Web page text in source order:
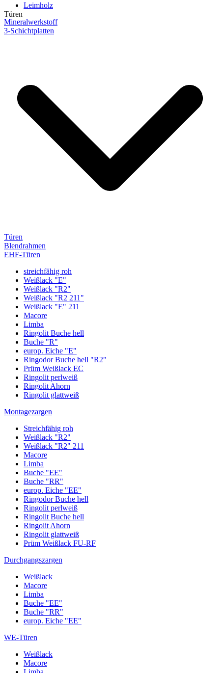
Leimholz
Mineralwerkstoff
3-Schichtplatten
Türen
Türen
Blendrahmen
EHF-Türen
streichfähig roh
Weißlack "E"
Weißlack "R2"
Weißlack "R2 211"
Weißlack "E" 211
Macore
Limba
Ringolit Buche hell
Buche "R"
europ. Eiche "E"
Ringodor Buche hell "R2"
Prüm Weißlack EC
Ringolit perlweiß
Ringolit Ahorn
Ringolit glattweiß
Montagezargen
Streichfähig roh
Weißlack "R2"
Weißlack "R2" 211
Macore
Limba
Buche "EE"
Buche "RR"
europ. Eiche "EE"
Ringodor Buche hell
Ringolit perlweiß
Ringolit Buche hell
Ringolit Ahorn
Ringolit glattweiß
Prüm Weißlack FU-RF
Durchgangszargen
Weißlack
Macore
Limba
Buche "EE"
Buche "RR"
europ. Eiche "EE"
WE-Türen
Weißlack
Macore